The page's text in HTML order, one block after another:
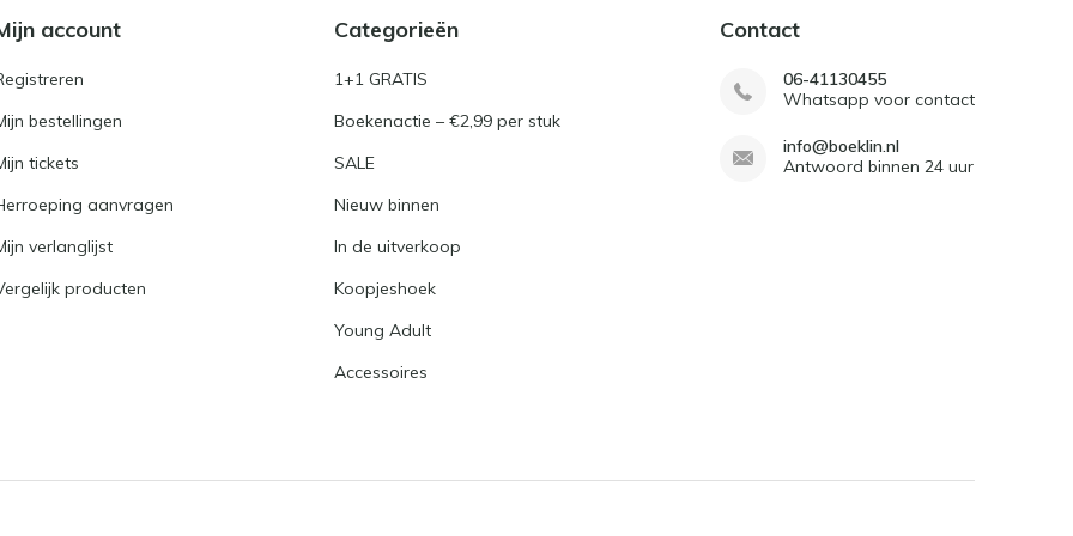
account
bestellingen
tickets
aanvragen
verlanglijst
producten
Categorieën
1+1 GRATIS
Boekenactie – €2,99 per stuk
SALE
Nieuw binnen
In de uitverkoop
Koopjeshoek
Young Adult
Accessoires
Contact
06-41130455
Whatsapp voor contact
info@boeklin.nl
Antwoord binnen 24 uur